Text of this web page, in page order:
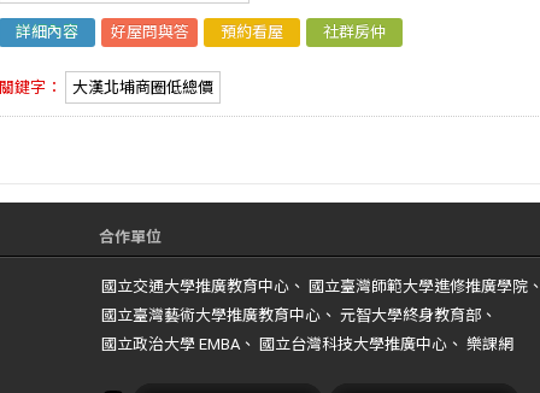
詳細內容 好屋問與答 預約看屋 社群房仲
關鍵字： 大漢北埔商圈低總價
合作單位
國立交通大學推廣教育中心、 國立臺灣師範大學進修推廣學院、
國立臺灣藝術大學推廣教育中心、 元智大學終身教育部、
國立政治大學 EMBA、 國立台灣科技大學推廣中心、 樂課網